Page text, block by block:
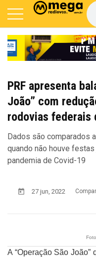
PRF apresenta
João” com
rodovias federais
Dados são comparados
quando não houve
pandemia de Covid-19
27 jun, 2022
A “Operação São João”